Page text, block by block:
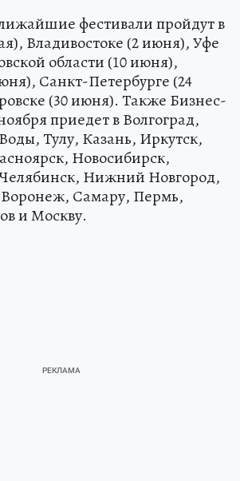
фестивали пройдут в
Владивостоке (2 июня), Уфе
области (10 июня),
Санкт-Петербурге (24
(30 июня). Также Бизнес-
приедет в Волгоград,
Тулу, Казань, Иркутск,
Новосибирск,
Нижний Новгород,
Воронеж, Самару, Пермь,
и Москву.